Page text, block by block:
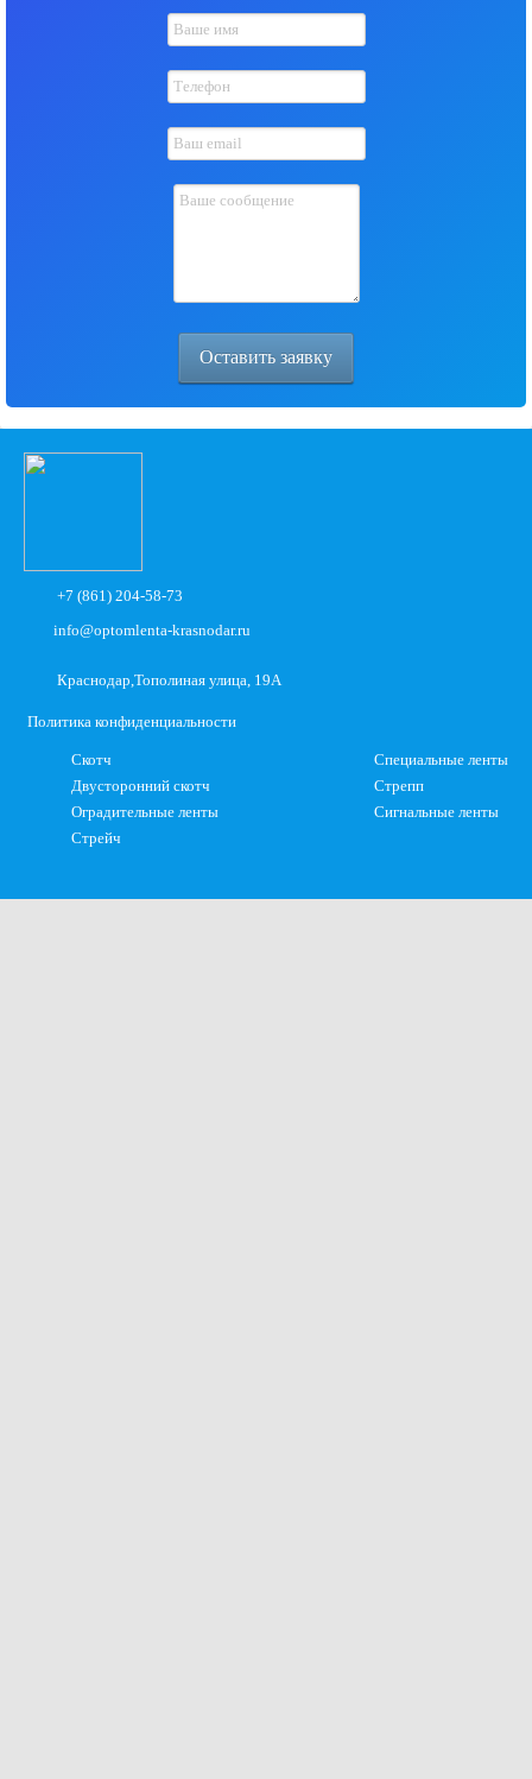
Оставить заявку
+7 (861) 204-58-73
info@optomlenta-krasnodar.ru
Краснодар,Тополиная улица, 19А
Политика конфиденциальности
Скотч
Двусторонний скотч
Оградительные ленты
Стрейч
Специальные ленты
Стрепп
Сигнальные ленты
×